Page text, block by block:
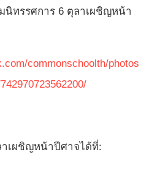
นิทรรศการ 6 ตุลาเผชิญหน้า
commonschoolth/photos
าเผชิญหน้าปีศาจได้ที่: